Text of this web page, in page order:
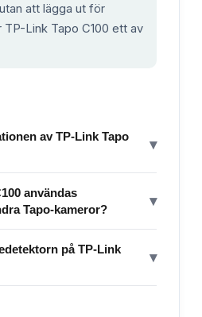
att lägga ut för
Link Tapo C100 ett av
av TP-Link Tapo
▾
användas
Tapo-kameror?
▾
på TP-Link
▾